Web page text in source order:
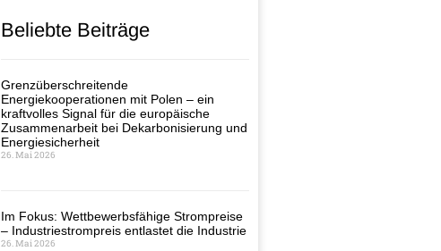
Beliebte Beiträge
Grenzüberschreitende
Energiekooperationen mit Polen – ein
kraftvolles Signal für die europäische
Zusammenarbeit bei Dekarbonisierung und
Energiesicherheit
26. Mai 2026
Im Fokus: Wettbewerbsfähige Strompreise
– Industriestrompreis entlastet die Industrie
26. Mai 2026